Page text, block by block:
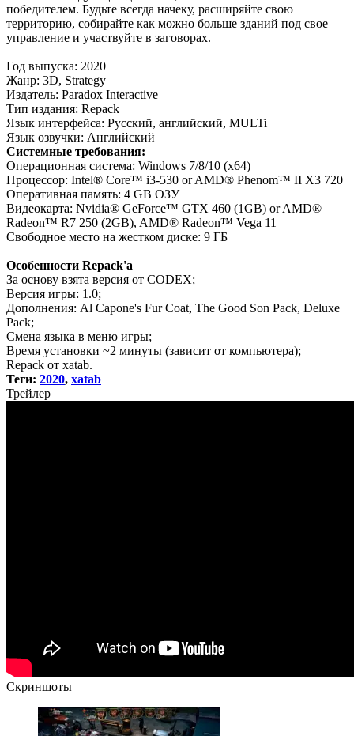
победителем. Будьте всегда начеку, расширяйте свою
территорию, собирайте как можно больше зданий под свое
управление и участвуйте в заговорах.
Год выпуска: 2020
Жанр: 3D, Strategy
Издатель: Paradox Interactive
Тип издания: Repack
Язык интерфейса: Русский, aнглийский, MULTi
Язык озвучки: Английский
Системные требования:
Операционная система: Windows 7/8/10 (x64)
Процессор: Intel® Core™ i3-530 or AMD® Phenom™ II X3 720
Оперативная память: 4 GB ОЗУ
Видеокарта: Nvidia® GeForce™ GTX 460 (1GB) or AMD®
Radeon™ R7 250 (2GB), AMD® Radeon™ Vega 11
Свободное место на жестком диске: 9 ГБ
Особенности Repack'a
За основу взята версия от CODEX;
Версия игры: 1.0;
Дополнения: Al Capone's Fur Coat, The Good Son Pack, Deluxe
Pack;
Смена языка в меню игры;
Время установки ~2 минуты (зависит от компьютера);
Repack от xatab.
Теги: 2020, xatab
Трейлер
Скриншоты